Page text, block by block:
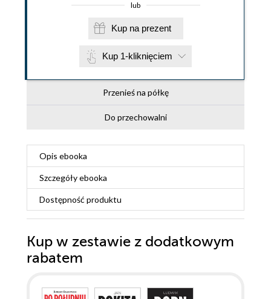
lub
Kup na prezent
Kup 1-kliknięciem
Przenieś na półkę
Do przechowalni
Opis ebooka
Szczegółyebooka
Dostępność produktu
Kup w zestawie z dodatkowym
rabatem